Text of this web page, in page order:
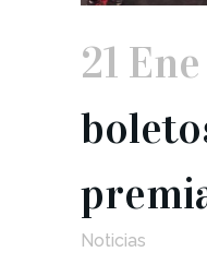
21 Ene
Noticias